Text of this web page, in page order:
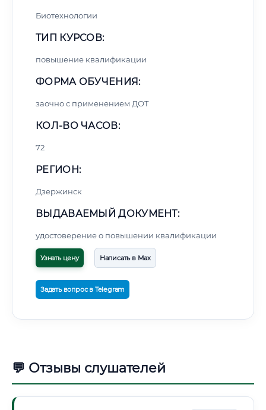
Биотехнологии
ТИП КУРСОВ:
повышение квалификации
ФОРМА ОБУЧЕНИЯ:
заочно с применением ДОТ
КОЛ-ВО ЧАСОВ:
72
РЕГИОН:
Дзержинск
ВЫДАВАЕМЫЙ ДОКУМЕНТ:
удостоверение о повышении квалификации
Узнать цену Написать в Max
Задать вопрос в Telegram
💬 Отзывы слушателей